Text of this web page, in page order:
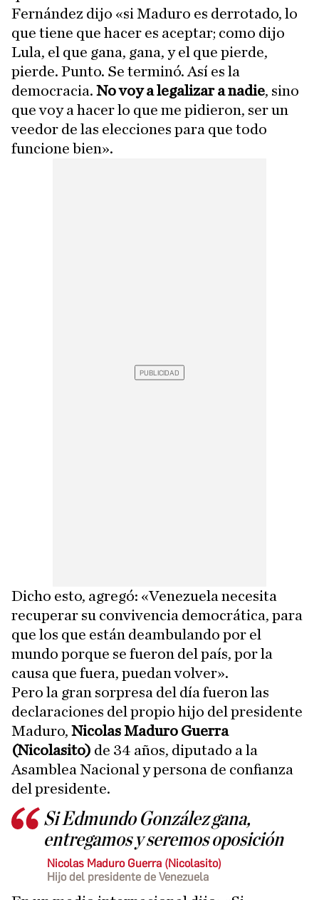
Fernández dijo «si Maduro es derrotado, lo
que tiene que hacer es aceptar; como dijo
Lula, el que gana, gana, y el que pierde,
pierde. Punto. Se terminó. Así es la
democracia. No voy a legalizar a nadie, sino
que voy a hacer lo que me pidieron, ser un
veedor de las elecciones para que todo
funcione bien».
Dicho esto, agregó: «Venezuela necesita
recuperar su convivencia democrática, para
que los que están deambulando por el
mundo porque se fueron del país, por la
causa que fuera, puedan volver».
Pero la gran sorpresa del día fueron las
declaraciones del propio hijo del presidente
Maduro, Nicolas Maduro Guerra
(Nicolasito) de 34 años, diputado a la
Asamblea Nacional y persona de confianza
del presidente.
Si Edmundo González gana,
entregamos y seremos oposición
Nicolas Maduro Guerra (Nicolasito)
Hijo del presidente de Venezuela